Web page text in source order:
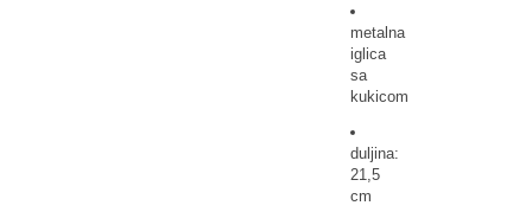
metalna
iglica
sa
kukicom
duljina:
21,5
cm